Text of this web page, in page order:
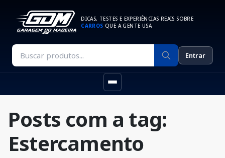
DICAS, TESTES E EXPERIÊNCIAS REAIS SOBRE
CARROS QUE A GENTE USA
Entrar
Posts com a tag:
Estercamento